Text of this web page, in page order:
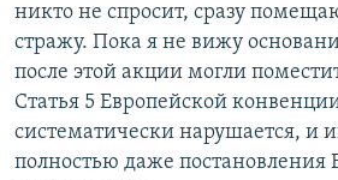
никто не спросит, сразу
стражу. Пока я не вижу
после этой акции могли
Статья 5 Европейской
систематически нарушается, и
полностью даже постановления